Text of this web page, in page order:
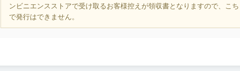
ンビニエンスストアで受け取るお客様控えが領収書となりますので、こ
で発行はできません。